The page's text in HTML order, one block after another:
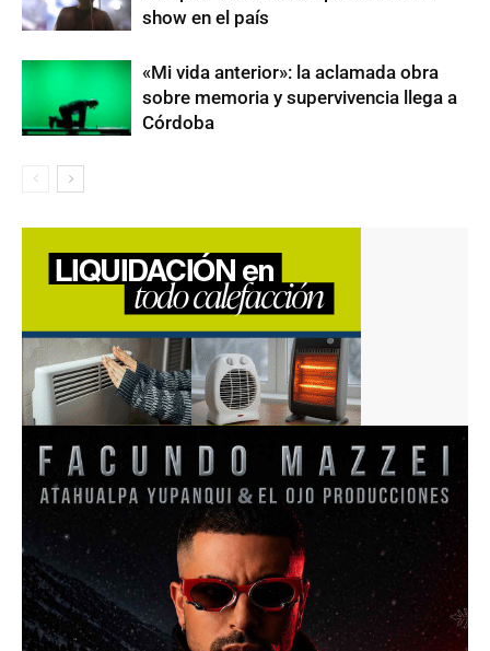
show en el país
«Mi vida anterior»: la aclamada obra
sobre memoria y supervivencia llega a
Córdoba